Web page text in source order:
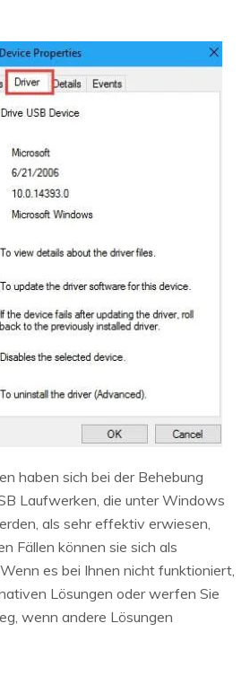
haben sich bei der Behebung
Laufwerken, die unter Windows
als sehr effektiv erwiesen,
Fällen können sie sich als
es bei Ihnen nicht funktioniert,
Lösungen oder werfen Sie
wenn andere Lösungen